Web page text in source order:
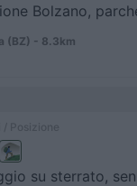
Bolzano,
(BZ) - 8.3km
su sterrato,